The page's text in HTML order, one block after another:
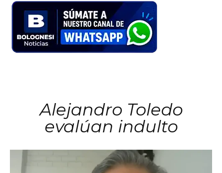
Alejandro Toledo
evalúan indulto